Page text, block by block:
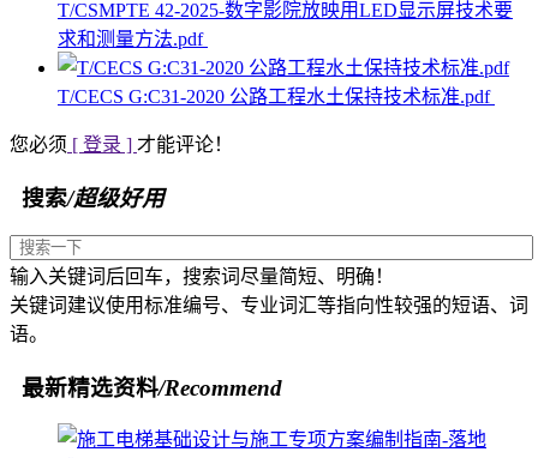
T/CSMPTE 42-2025-数字影院放映用LED显示屏技术要
求和测量方法.pdf
T/CECS G:C31-2020 公路工程水土保持技术标准.pdf
您必须 [ 登录 ] 才能评论！
搜索/超级好用
输入关键词后回车，搜索词尽量简短、明确！
关键词建议使用标准编号、专业词汇等指向性较强的短语、词
语。
最新精选资料/Recommend